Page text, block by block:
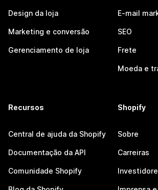
Design da loja
Marketing e conversão
Gerenciamento de loja
E-mail
SEO
Frete
Moeda e
Recursos
Central de ajuda da Shopify
Documentação da API
Comunidade Shopify
Shopify
Sobre
Carreiras